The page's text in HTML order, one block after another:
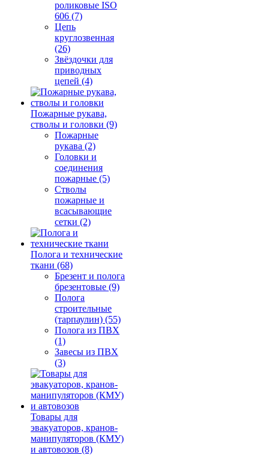
роликовые ISO
606 (7)
Цепь
круглозвенная
(26)
Звёздочки для
приводных
цепей (4)
Пожарные рукава,
стволы и головки (9)
Пожарные
рукава (2)
Головки и
соединения
пожарные (5)
Стволы
пожарные и
всасывающие
сетки (2)
Полога и технические
ткани (68)
Брезент и полога
брезентовые (9)
Полога
строительные
(тарпаулин) (55)
Полога из ПВХ
(1)
Завесы из ПВХ
(3)
Товары для
эвакуаторов, кранов-
манипуляторов (КМУ)
и автовозов (8)